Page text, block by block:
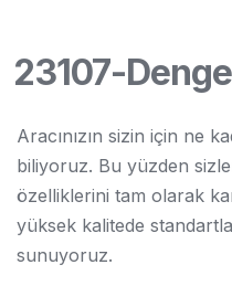
23107-
Aracınızın sizin için ne
biliyoruz. Bu yüzden
özelliklerini tam olarak
yüksek kalitede
sunuyoruz.